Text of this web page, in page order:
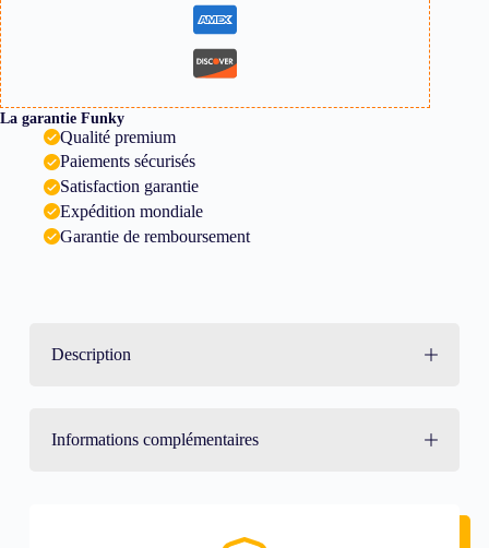
La garantie Funky
Qualité premium
Paiements sécurisés
Satisfaction garantie
Expédition mondiale
Garantie de remboursement
Description
Informations complémentaires